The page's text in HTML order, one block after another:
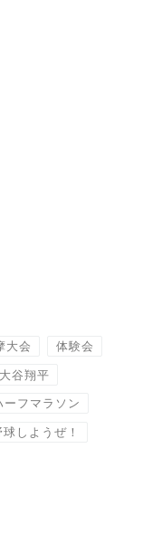
大会 体験会
大谷翔平
ーフマラソン
球しようぜ！